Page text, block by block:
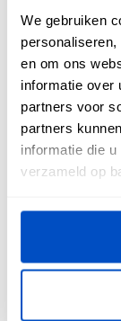
We gebruiken
en om ons
informatie over
partners voor
partners
informatie die
verzameld op
De